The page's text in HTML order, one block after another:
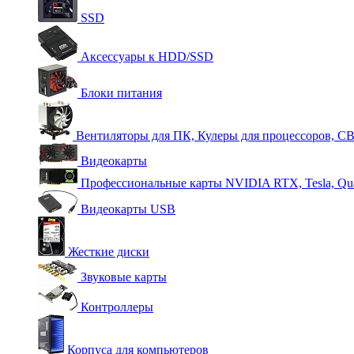
SSD
Аксессуары к HDD/SSD
Блоки питания
Вентиляторы для ПК, Кулеры для процессоров,
Видеокарты
Профессиональные карты NVIDIA RTX, Tesla,
Видеокарты USB
Жесткие диски
Звуковые карты
Контроллеры
Корпуса для компьютеров